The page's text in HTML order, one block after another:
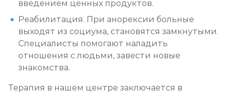
введением ценных продуктов.
Реабилитация. При анорексии больные
выходят из социума, становятся замкнутыми.
Специалисты помогают наладить
отношения с людьми, завести новые
знакомства.
Терапия в нашем центре заключается в